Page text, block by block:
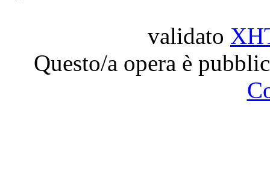
validato
Questo/a opera è